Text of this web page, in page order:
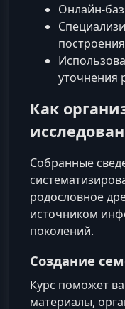
Онлайн-
уточнения
Как
Собранные
родословное
источником
поколений.
Создание
Курс поможет
материалы,